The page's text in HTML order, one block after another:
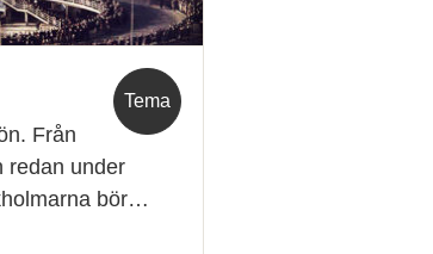
Tema
Från
redan under
bör…